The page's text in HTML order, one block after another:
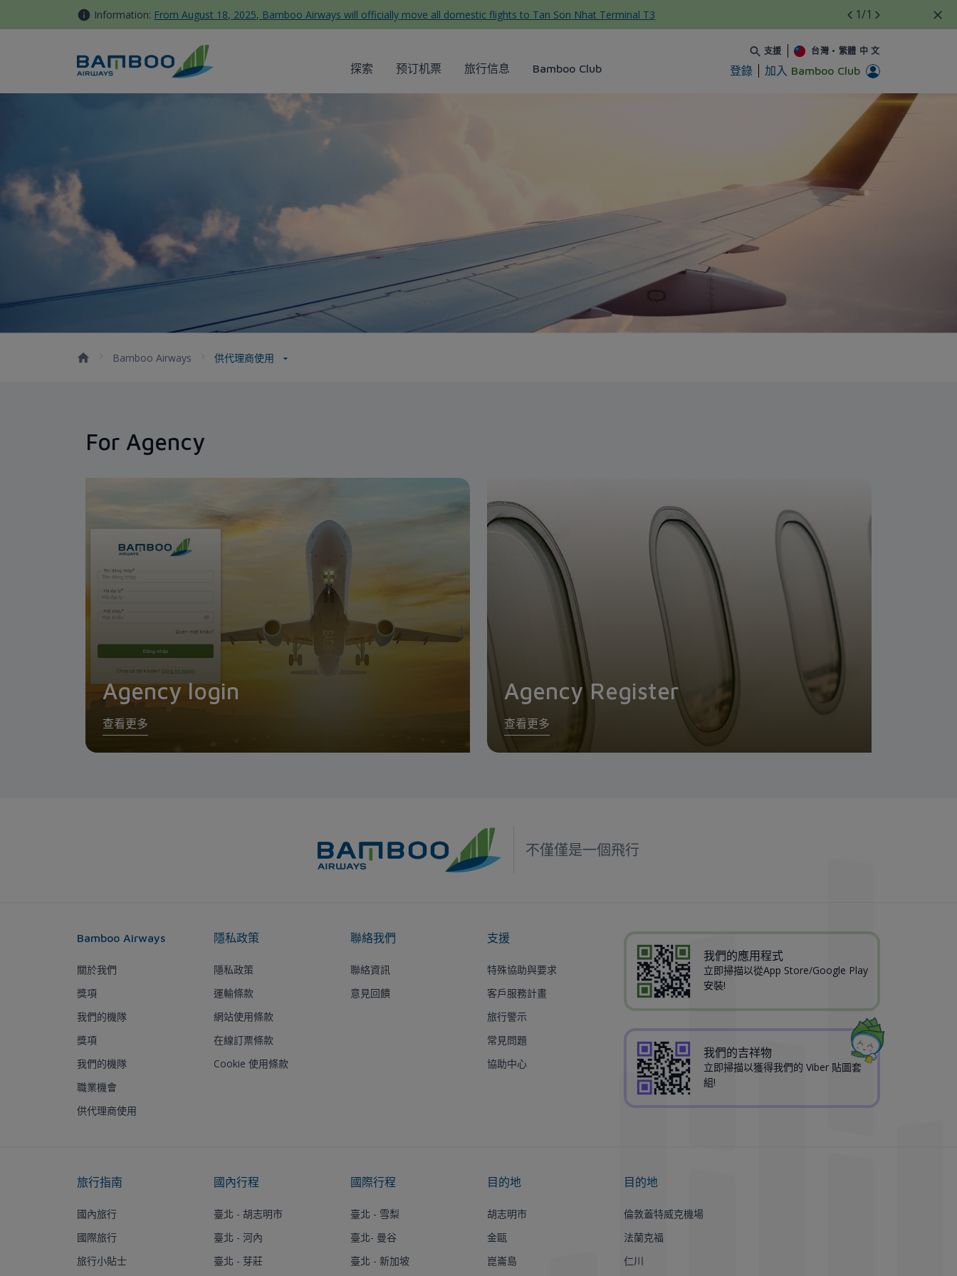
Information: From August 18, 2025, Bamboo Airways will officially move all domestic flights to Tan Son Nhat Terminal T3 1/1
探索 预订机票 旅行信息 Bamboo Club
支援 台灣 • 繁體 中 文
登錄 加入 Bamboo Club
供代理商使用 - Bamboo Airways
Bamboo Airways 供代理商使用
For Agency
Agency login
查看更多
Agency Register
查看更多
不僅僅是一個飛行
Bamboo Airways
關於我們
獎項
我們的機隊
獎項
我們的機隊
職業機會
供代理商使用
隱私政策
隱私政策
運輸條款
網站使用條款
在線訂票條款
Cookie 使用條款
聯絡我們
聯絡資訊
意見回饋
支援
特殊協助與要求
客戶服務計畫
旅行警示
常見問題
協助中心
我們的應用程式
立即掃描以從App Store/Google Play
安裝!
我們的吉祥物
立即掃描以獲得我們的 Viber 貼圖套
組!
旅行指南
國內旅行
國際旅行
旅行小貼士
國內行程
臺北 - 胡志明市
臺北 - 河內
臺北 - 芽莊
國際行程
臺北 - 雪梨
臺北- 曼谷
臺北 - 新加坡
目的地
胡志明市
金甌
崑崙島
目的地
倫敦蓋特威克機場
法蘭克福
仁川